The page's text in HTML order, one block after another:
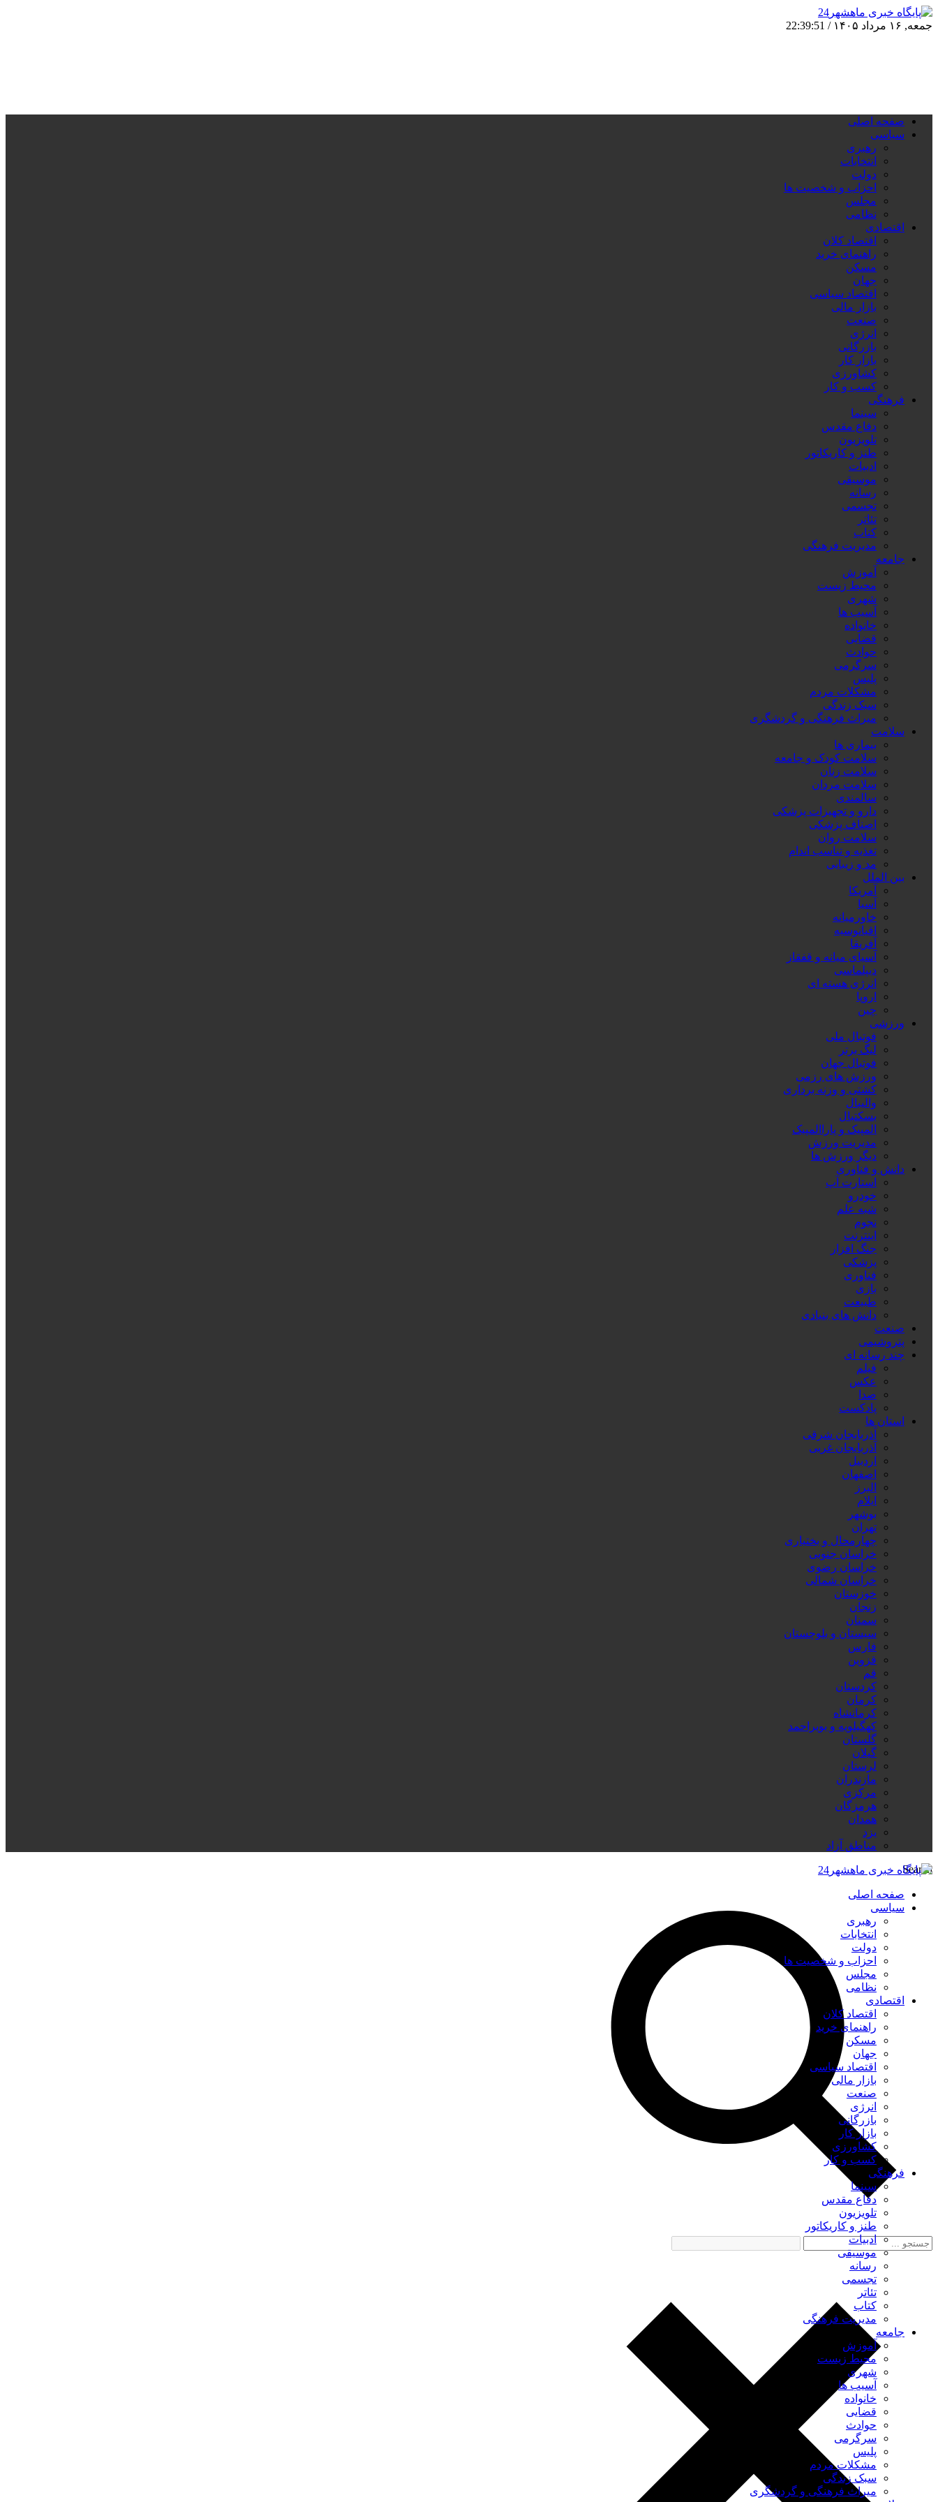
جمعه, ۱۶ مرداد ۱۴۰۵ / 22:39:51
صفحه اصلی
سیاسی
رهبری
انتخابات
دولت
احزاب و شخصیت ها
مجلس
نظامی
اقتصادی
اقتصاد کلان
راهنمای خرید
مسکن
جهان
اقتصاد سیاسی
بازار مالی
صنعت
انرژی
بازرگانی
بازار کار
کشاورزی
کسب و کار
فرهنگی
سینما
دفاع مقدس
تلویزیون
طنز و کاریکاتور
ادبیات
موسیقی
رسانه
تجسمی
تئاتر
کتاب
مدیریت فرهنگی
جامعه
آموزش
محیط زیست
شهری
آسیب ها
خانواده
قضایی
حوادث
سرگرمی
پلیس
مشکلات مردم
سبک زندگی
میراث فرهنگی و گردشگری
سلامت
بیماری ها
سلامت کودک و جامعه
سلامت زنان
سلامت مردان
سالمندی
دارو و تجهیزات پزشکی
اصناف پزشکی
سلامت روان
تغذیه و تناسب اندام
مد و زیبایی
بین الملل
آمریکا
آسیا
خاورمیانه
اقیانوسیه
آفریقا
آسیای میانه و قفقاز
دیپلماسی
انرژی هسته ای
اروپا
چین
ورزشی
فوتبال ملی
لیگ برتر
فوتبال جهان
ورزش های رزمی
کشتی و وزنه برداری
والیبال
بسکتبال
المپیک و پاراالمپیک
مدیریت ورزش
دیگر ورزش ها
دانش و فناوری
استارت آپ
خودرو
شبه علم
نجوم
اینترنت
جنگ افزار
پزشکی
فناوری
بازی
طبیعت
دانش های بنیادی
صنعت
پتروشیمی
چند رسانه ای
فیلم
عکس
صدا
پادکست
استان ها
آذربایجان شرقی
آذربایجان غربی
اردبیل
اصفهان
البرز
ایلام
بوشهر
تهران
چهارمحال و بختیاری
خراسان جنوبی
خراسان رضوی
خراسان شمالی
خوزستان
زنجان
سمنان
سیستان و بلوچستان
فارس
قزوین
قم
کردستان
کرمان
کرمانشاه
کهگیلویه و بویراحمد
گلستان
گیلان
لرستان
مازندران
مرکزی
هرمزگان
همدان
یزد
مناطق آزاد
Search
صفحه اصلی
سیاسی
رهبری
انتخابات
دولت
احزاب و شخصیت ها
مجلس
نظامی
اقتصادی
اقتصاد کلان
راهنمای خرید
مسکن
جهان
اقتصاد سیاسی
بازار مالی
صنعت
انرژی
بازرگانی
بازار کار
کشاورزی
کسب و کار
فرهنگی
سینما
دفاع مقدس
تلویزیون
طنز و کاریکاتور
ادبیات
موسیقی
رسانه
تجسمی
تئاتر
کتاب
مدیریت فرهنگی
جامعه
آموزش
محیط زیست
شهری
آسیب ها
خانواده
قضایی
حوادث
سرگرمی
پلیس
مشکلات مردم
سبک زندگی
میراث فرهنگی و گردشگری